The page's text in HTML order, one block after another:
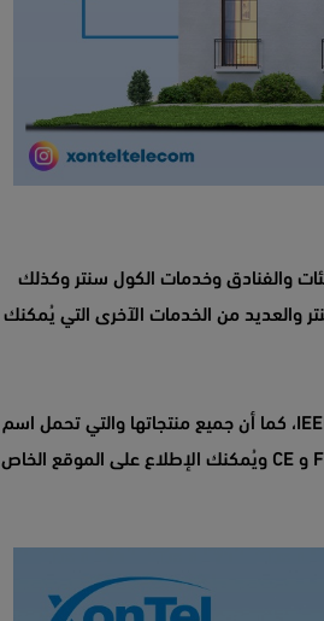
والفنادق وخدمات الكول سنتر وكذلك
والعديد من الخدمات الآخرى التي يُمكنك
ومن أهم مميزات زونتل تكنولوجي إنها معتمدة من قبل المنظمة العالمية IEEE، كما أن جميع منتجاتها والتي تحمل اسم
زونتل XonTel حاصلة على شهادات الجودة العالمية الأوروبية والأمريكية FCC و CE ويُمكنك الإطلاع على الموقع الخاص